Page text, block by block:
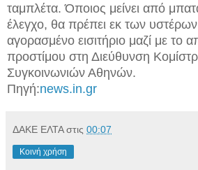
ταμπλέτα. Όποιος μείνει από
έλεγχο, θα πρέπει εκ των υστέρων
αγορασμένο εισιτήριο μαζί με το
προστίμου στη Διεύθυνση
Συγκοινωνιών Αθηνών.
Πηγή:news.in.gr
ΔΑΚΕ ΕΛΤΑ στις 00:07
Κοινή χρήση